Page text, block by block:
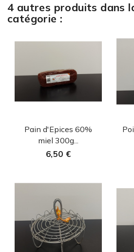
4 autres produits dans
catégorie :
Aperçu rapide
Pain d'Epices 60%
miel 300g...
6,50 €